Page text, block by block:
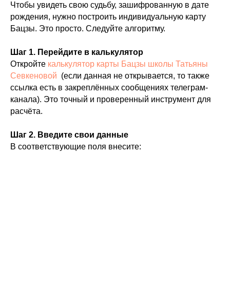
Чтобы увидеть свою судьбу, зашифрованную в дате
рождения, нужно построить индивидуальную карту
Бацзы. Это просто. Следуйте алгоритму.
Шаг 1. Перейдите в калькулятор
Откройте калькулятор карты Бацзы школы Татьяны
Севкеновой (если данная не открывается, то также
ссылка есть в закреплённых сообщениях телеграм-
канала). Это точный и проверенный инструмент для
расчёта.
Шаг 2. Введите свои данные
В соответствующие поля внесите: